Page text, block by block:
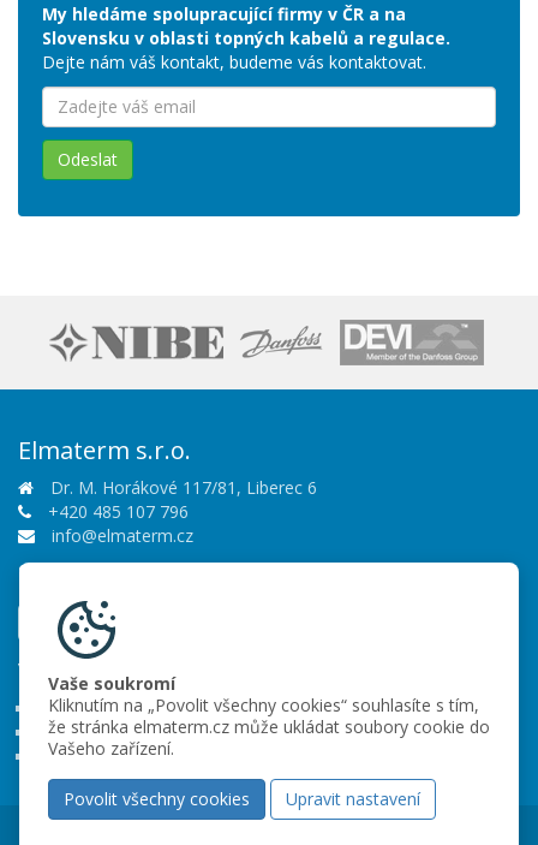
My hledáme spolupracující firmy v ČR a na
Slovensku v oblasti topných kabelů a regulace.
Dejte nám váš kontakt, budeme vás kontaktovat.
Odeslat
Elmaterm s.r.o.
Dr. M. Horákové 117/81, Liberec 6
+420 485 107 796
info@elmaterm.cz
Sledujte nás
Vše o nákupu
Obchodní podmínky
Ochrana osobních údajů
Partneři
Vaše soukromí
Kliknutím na „Povolit všechny cookies“ souhlasíte s tím,
že stránka elmaterm.cz může ukládat soubory cookie do
Vašeho zařízení.
Povolit všechny cookies Upravit nastavení